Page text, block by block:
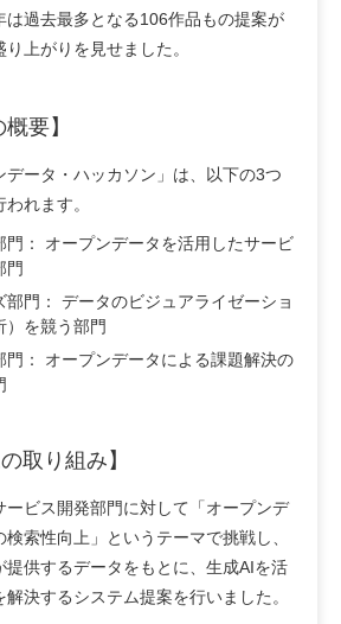
は過去最多となる106作品もの提案が
上がりを見せました。
要】
データ・ハッカソン」は、以下の3つ
れます。
門： オープンデータを活用したサービ
門
部門： データのビジュアライゼーショ
）を競う部門
門： オープンデータによる課題解決の
取り組み】
ービス開発部門に対して「オープンデ
索性向上」というテーマで挑戦し、
提供するデータをもとに、生成AIを活
決するシステム提案を行いました。